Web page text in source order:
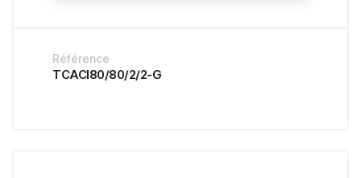
Référence
TCACI80/80/2/2-G